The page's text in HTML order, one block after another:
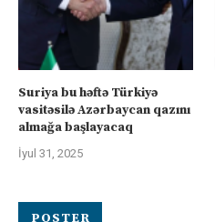
Suriya bu həftə Türkiyə
vasitəsilə Azərbaycan qazını
almağa başlayacaq
İyul 31, 2025
POSTER